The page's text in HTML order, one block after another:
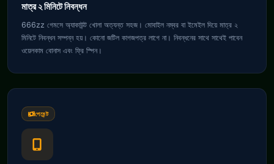
মাত্র ২ মিনিটে নিবন্ধন
666zz গেমসে অ্যাকাউন্ট খোলা অত্যন্ত সহজ। মোবাইল নম্বর বা ইমেইল দিয়ে মাত্র ২
মিনিটে নিবন্ধন সম্পন্ন হয়। কোনো জটিল কাগজপত্র লাগে না। নিবন্ধনের সাথে সাথেই পাবেন
ওয়েলকাম বোনাস এবং ফ্রি স্পিন।
পেমেন্ট